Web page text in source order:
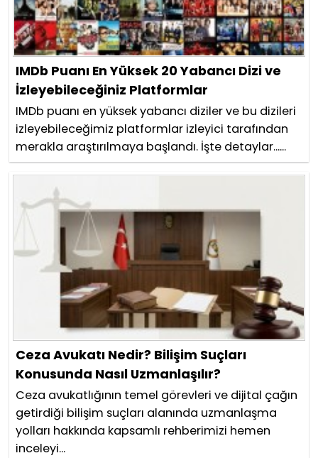
IMDb Puanı En Yüksek 20 Yabancı Dizi ve
İzleyebileceğiniz Platformlar
IMDb puanı en yüksek yabancı diziler ve bu dizileri
izleyebileceğimiz platformlar izleyici tarafından
merakla araştırılmaya başlandı. İşte detaylar......
Ceza Avukatı Nedir? Bilişim Suçları
Konusunda Nasıl Uzmanlaşılır?
Ceza avukatlığının temel görevleri ve dijital çağın
getirdiği bilişim suçları alanında uzmanlaşma
yolları hakkında kapsamlı rehberimizi hemen
inceleyi...